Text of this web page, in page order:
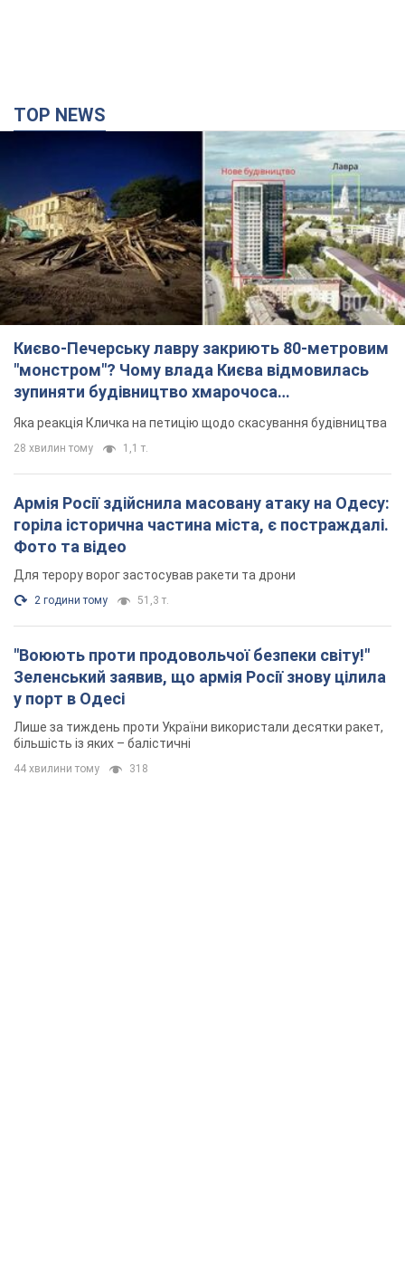
TOP NEWS
Києво-Печерську лавру закриють 80-метровим
"монстром"? Чому влада Києва відмовилась
зупиняти будівництво хмарочоса
"московського вірянина"
Яка реакція Кличка на петицію щодо скасування будівництва
28 хвилин тому 1,1 т.
Армія Росії здійснила масовану атаку на Одесу:
горіла історична частина міста, є постраждалі.
Фото та відео
Для терору ворог застосував ракети та дрони
2 години тому 51,3 т.
"Воюють проти продовольчої безпеки світу!"
Зеленський заявив, що армія Росії знову цілила
у порт в Одесі
Лише за тиждень проти України використали десятки ракет,
більшість із яких – балістичні
44 хвилини тому 318